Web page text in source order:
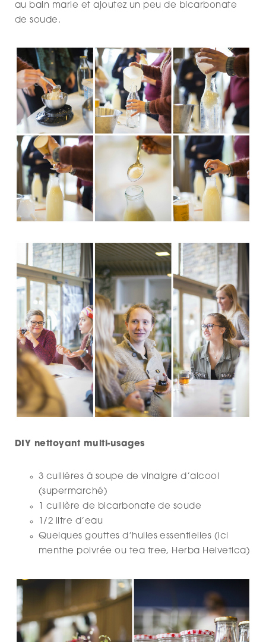
au bain marie et ajoutez un peu de bicarbonate
de soude.
DIY nettoyant multi-usages
3 cuillères à soupe de vinaigre d’alcool
(supermarché)
1 cuillère de bicarbonate de soude
1/2 litre d’eau
Quelques gouttes d’huiles essentielles (ici
menthe poivrée ou tea tree, Herba Helvetica)